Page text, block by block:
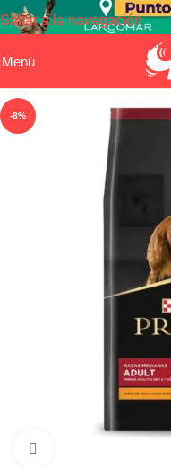
Saltar a la navegación
Saltar al contenido principal
Menú
-8%